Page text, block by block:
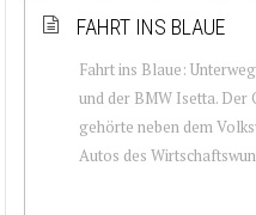
FAHRT INS BLAUE
Fahrt ins Blaue:
und der BMW Isetta. Der
gehörte neben dem
Autos des